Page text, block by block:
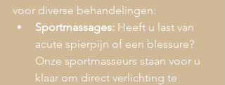
voor diverse behandelingen:
Sportmassages: Heeft u last van
acute spierpijn of een blessure?
Onze sportmasseurs staan voor u
klaar om direct verlichting te